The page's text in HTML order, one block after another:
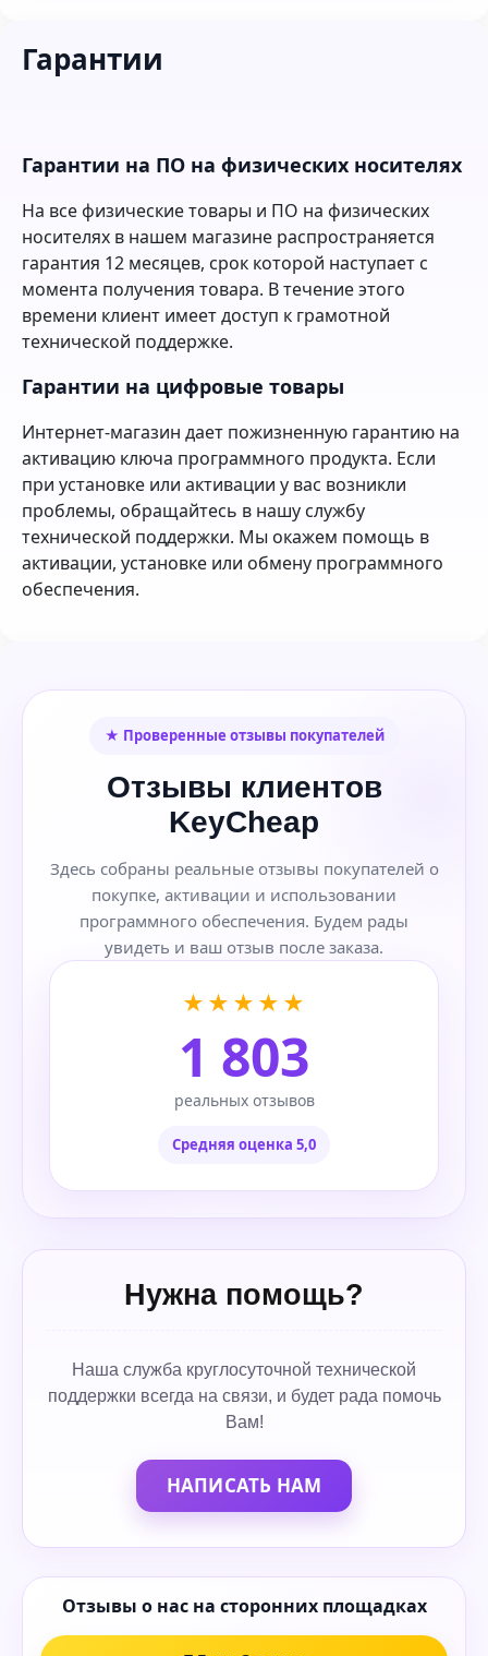
Гарантии
Гарантии на ПО на физических носителях
На все физические товары и ПО на физических
носителях в нашем магазине распространяется
гарантия 12 месяцев, срок которой наступает с
момента получения товара. В течение этого
времени клиент имеет доступ к грамотной
технической поддержке.
Гарантии на цифровые товары
Интернет-магазин дает пожизненную гарантию на
активацию ключа программного продукта. Если
при установке или активации у вас возникли
проблемы, обращайтесь в нашу службу
технической поддержки. Мы окажем помощь в
активации, установке или обмену программного
обеспечения.
★ Проверенные отзывы покупателей
Отзывы клиентов
KeyCheap
Здесь собраны реальные отзывы покупателей о
покупке, активации и использовании
программного обеспечения. Будем рады
увидеть и ваш отзыв после заказа.
★★★★★
1 803
реальных отзывов
Средняя оценка 5,0
Нужна помощь?
Наша служба круглосуточной технической
поддержки всегда на связи, и будет рада помочь
Вам!
НАПИСАТЬ НАМ
Отзывы о нас на сторонних площадках